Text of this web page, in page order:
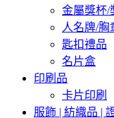
金屬獎杯/
人名牌/胸
匙扣禮品
名片盒
印刷品
卡片印刷
服飾 | 紡織品 |